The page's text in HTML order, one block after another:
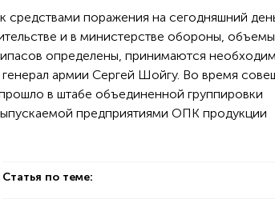
средствами поражения на сегодняшний
и в министерстве обороны, объемы
определены, принимаются
армии Сергей Шойгу. Во время
в штабе объединенной группировки
предприятиями ОПК продукции
Статья по теме: